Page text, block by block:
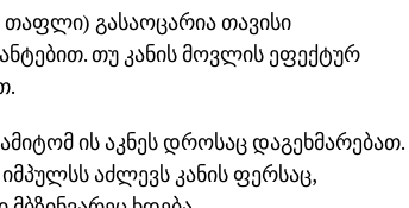
გასაოცარია თავისი
თუ კანის მოვლის ეფექტურ
ის აკნეს დროსაც დაგეხმარებათ.
აძლევს კანის ფერსაც,